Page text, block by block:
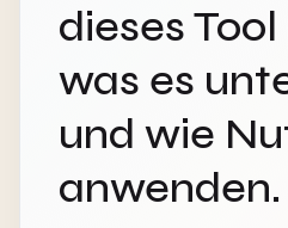
dieses
was es
und wie
anwenden.